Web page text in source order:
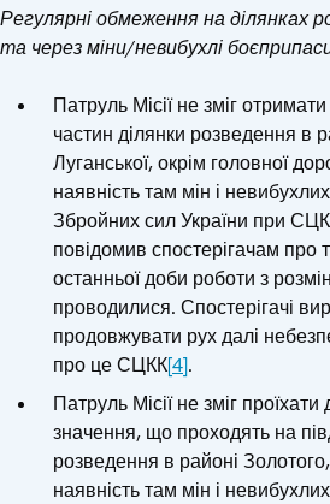
Регулярні обмеження на ділянках
та через міни/невибухлі
Патруль Місії не зміг
частин ділянки розведення в
Луганської, окрім головної
наявність там мін і
Збройних сил України при
повідомив спостерігачам
останньої доби роботи з
проводилися. Спостерігачі
продовжувати рух далі
про це СЦКК[4].
Патруль Місії не зміг
значення, що проходять на
розведення в районі
наявність там мін і